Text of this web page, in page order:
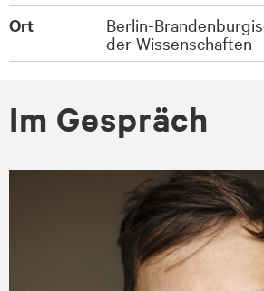
Ort
Berlin-
der Wissenschaften
Im Gespräch